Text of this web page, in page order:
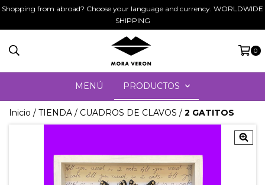
Shopping from abroad? Choose your language and currency. WORLDWIDE
SHIPPING
0
MENÚ PRODUCTOS
Inicio / TIENDA / CUADROS DE CLAVOS / 2 GATITOS